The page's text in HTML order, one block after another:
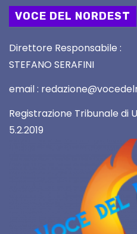
VOCE DEL NORDEST
Direttore Responsabile :
STEFANO SERAFINI
email :
Registrazione Tribunale di
5.2.2019